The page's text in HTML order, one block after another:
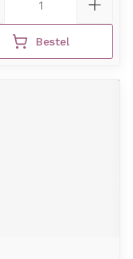
Bestel